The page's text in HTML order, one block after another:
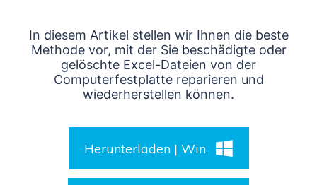
Shop Kostenlos Testen
Recoverit für Mac
KI
Kostenlos Testen
Gel?schte Medien wiederherstellen
Exklusive Wiederherstellungsl?sungen Neu
Datenverlust-Szenarien
Warum Recoverit
Experte für Datenrettung
Aktuelles Thema
search
In diesem Artikel stellen wir Ihnen die beste
Methode vor, mit der Sie beschädigte oder
gelöschte Excel-Dateien von der
Computerfestplatte reparieren und
wiederherstellen können.
Herunterladen | Win